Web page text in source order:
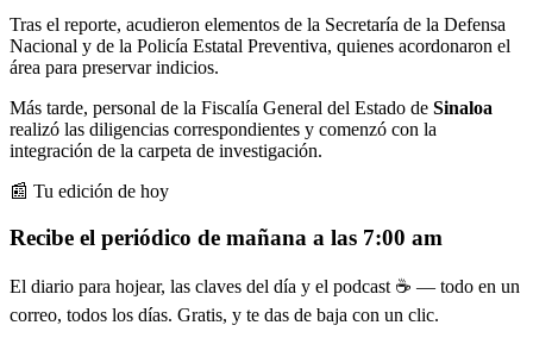
Tras el reporte, acudieron elementos de la Secretaría de la Defensa
Nacional y de la Policía Estatal Preventiva, quienes acordonaron el
área para preservar indicios.
Más tarde, personal de la Fiscalía General del Estado de Sinaloa
realizó las diligencias correspondientes y comenzó con la
integración de la carpeta de investigación.
📰 Tu edición de hoy
Recibe el periódico de mañana a las 7:00 am
El diario para hojear, las claves del día y el podcast ☕ — todo en un
correo, todos los días. Gratis, y te das de baja con un clic.